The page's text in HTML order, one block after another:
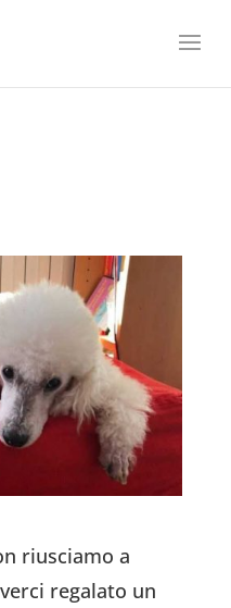
riusciamo a
regalato un